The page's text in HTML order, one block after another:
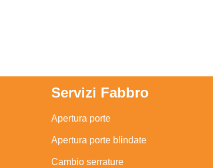
Servizi Fabbro
Apertura porte
Apertura porte blindate
Cambio serrature